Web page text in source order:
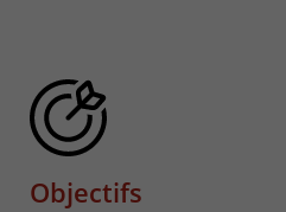
Objectifs